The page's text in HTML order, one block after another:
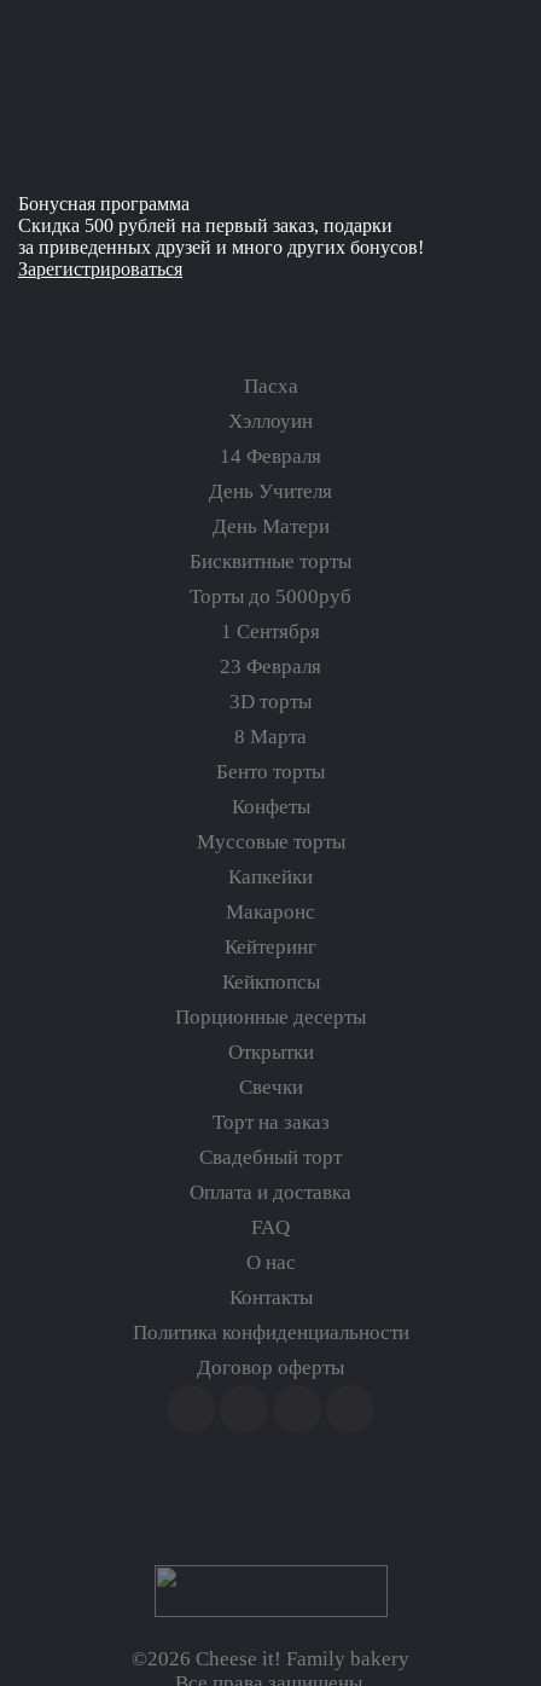
Бонусная программа
Скидка 500 рублей на первый заказ, подарки
за приведенных друзей и много других бонусов!
Зарегистрироваться
©2026 Cheese it! Family bakery
Пасха
Хэллоуин
14 Февраля
День Учителя
День Матери
Бисквитные торты
Торты до 5000руб
1 Сентября
23 Февраля
3D торты
8 Марта
Бенто торты
Конфеты
Муссовые торты
Капкейки
Макаронс
Кейтеринг
Кейкпопсы
Порционные десерты
Открытки
Свечки
Торт на заказ
Свадебный торт
Оплата и доставка
FAQ
О нас
Контакты
Политика конфиденциальности
Договор оферты